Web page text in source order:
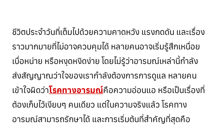
ชีวิตประจำวันที่เต็มไปด้วยความคาดหวัง แรงกดดัน และเรื่อง
ราวมากมายที่ไม่อาจควบคุมได้ หลายคนอาจเริ่มรู้สึกเหนื่อย
เบื่อหน่าย หรือหงุดหงิดง่าย โดยไม่รู้ว่าอารมณ์เหล่านี้กำลัง
ส่งสัญญาณว่าใจของเรากำลังต้องการการดูแล หลายคน
เข้าใจผิดว่าโรคทางอารมณ์คือความอ่อนแอ หรือเป็นเรื่องที่
ต้องเก็บไว้เงียบๆ คนเดียว แต่ในความจริงแล้ว โรคทาง
อารมณ์สามารถรักษาได้ และการเริ่มต้นที่สำคัญที่สุดคือ